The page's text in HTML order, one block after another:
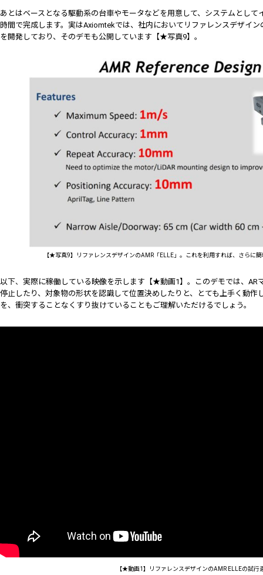
あとはベースとなる駆動系の台車やモータなどを用意して、システムとし
時間で完成します。実はAxiomtekでは、社内においてリファレンスデザイン
を開発しており、そのデモも公開しています【★写真9】。
【★写真9】リファレンスデザインのAMR「ELLE」。これを利用すれば、さらに
以下、実際に稼働している映像を示します【★動画1】。このデモでは、AR
停止したり、対象物の形状を認識して位置決めしたりと、とても上手く動作
を、衝突することなくすり抜けていることもご理解いただけるでしょう。
【★動画1】リファレンスデザインのAMR ELLEの試行